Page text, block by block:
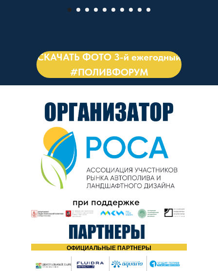
СКАЧАТЬ ФОТО 3-й ежегодный
#ПОЛИВФОРУМ
при поддержке
ОФИЦИАЛЬНЫЕ ПАРТНЕРЫ